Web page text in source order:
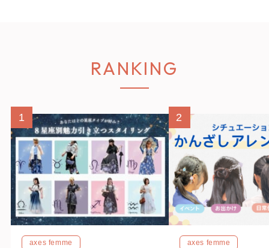
RANKING
1
axes femme
2
axes femme